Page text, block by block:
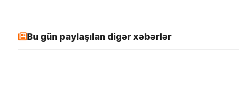
Bu gün paylaşılan digər xəbərlər